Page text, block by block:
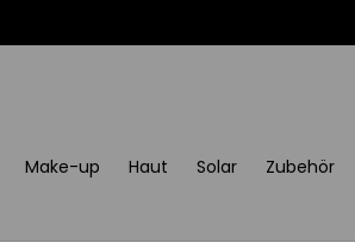
Make-up Haut Solar Zubehör